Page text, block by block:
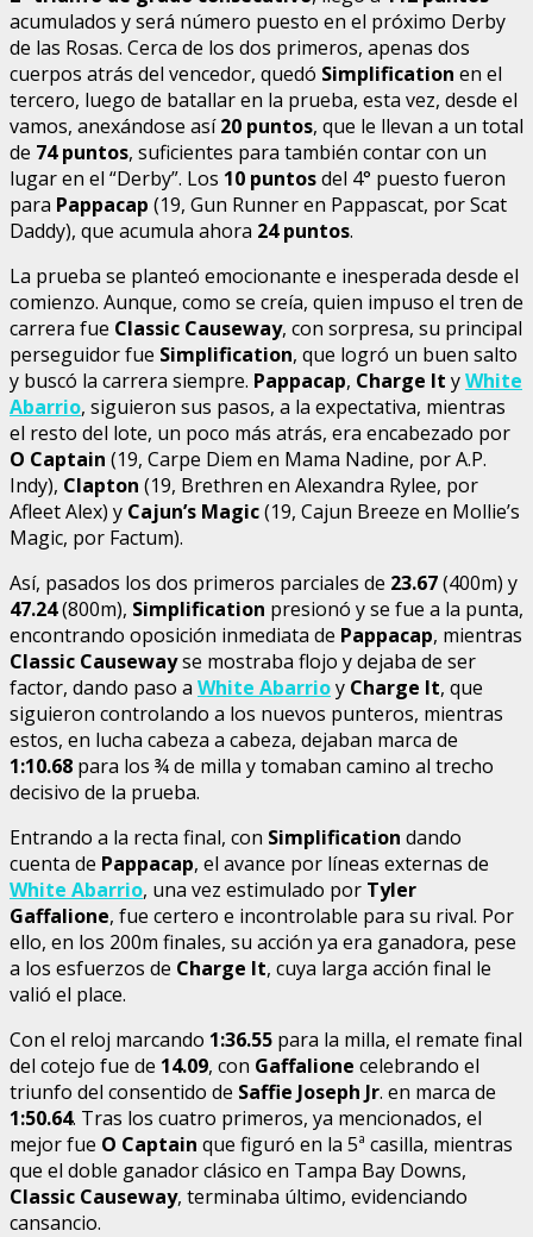
acumulados y será número puesto en el próximo Derby
de las Rosas. Cerca de los dos primeros, apenas dos
cuerpos atrás del vencedor, quedó Simplification en el
tercero, luego de batallar en la prueba, esta vez, desde el
vamos, anexándose así20 puntos, que le llevan a un total
de 74 puntos, suficientes para también contar con un
lugar en el “Derby”. Los 10 puntosdel 4° puesto fueron
para Pappacap (19, Gun Runner en Pappascat, por Scat
Daddy), que acumula ahora 24 puntos.
La prueba se planteó emocionante e inesperada desde el
comienzo. Aunque, como se creía, quien impuso el tren de
carrera fue Classic Causeway, con sorpresa, su principal
perseguidor fue Simplification, que logró un buen salto
y buscó la carrera siempre. Pappacap, Charge It yWhite
Abarrio, siguieron sus pasos, a la expectativa, mientras
el resto del lote, un poco más atrás, era encabezado por
O Captain (19, Carpe Diem en Mama Nadine, por A.P.
Indy), Clapton (19, Brethren en Alexandra Rylee, por
Afleet Alex) y Cajun’s Magic(19, Cajun Breeze en Mollie’s
Magic, por Factum).
Así, pasados los dos primeros parciales de 23.67(400m) y
47.24(800m), Simplification presionó y se fue a la punta,
encontrando oposición inmediata de Pappacap, mientras
Classic Causewayse mostraba flojo y dejaba de ser
factor, dando paso a White Abarrioy Charge It, que
siguieron controlando a los nuevos punteros, mientras
estos, en lucha cabeza a cabeza, dejaban marca de
1:10.68 para los ¾ de milla y tomaban camino al trecho
decisivo de la prueba.
Entrando a la recta final, con Simplification dando
cuenta de Pappacap, el avance por líneas externas de
White Abarrio, una vez estimulado por Tyler
Gaffalione, fue certero e incontrolable para su rival. Por
ello, en los 200m finales, su acción ya era ganadora, pese
a los esfuerzos de Charge It, cuya larga acción final le
valió el place.
Con el reloj marcando 1:36.55 para la milla, el remate final
del cotejo fue de 14.09, con Gaffalione celebrando el
triunfo del consentido de Saffie Joseph Jr. en marca de
1:50.64. Tras los cuatro primeros, ya mencionados, el
mejor fue O Captain que figuró en la 5ª casilla, mientras
que el doble ganador clásico en Tampa Bay Downs,
Classic Causeway, terminaba último, evidenciando
cansancio.